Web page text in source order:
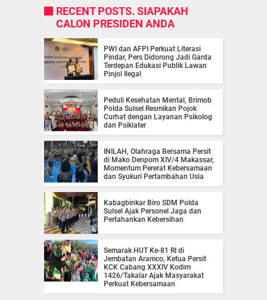
RECENT POSTS. SIAPAKAH
CALON PRESIDEN ANDA
PWI dan AFPI Perkuat Literasi
Pindar, Pers Didorong Jadi Garda
Terdepan Edukasi Publik Lawan
Pinjol Ilegal
Peduli Kesehatan Mental, Brimob
Polda Sulsel Resmikan Pojok
Curhat dengan Layanan Psikolog
dan Psikiater
INILAH, Olahraga Bersama Persit
di Mako Denpom XIV/4 Makassar,
Momentum Pererat Kebersamaan
dan Syukuri Pertambahan Usia
Kabagbinkar Biro SDM Polda
Sulsel Ajak Personel Jaga dan
Pertahankan Kebersihan
Semarak HUT Ke-81 RI di
Jembatan Aramco, Ketua Persit
KCK Cabang XXXIV Kodim
1426/Takalar Ajak Masyarakat
Perkuat Kebersamaan